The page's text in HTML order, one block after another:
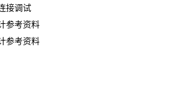
接调试
参考资料
参考资料